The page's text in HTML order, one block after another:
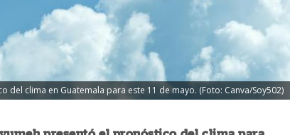
del clima en Guatemala para este 11 de mayo. (Foto: Canva/Soy502)